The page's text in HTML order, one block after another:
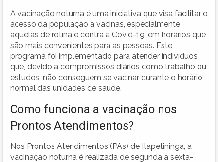
A vacinação noturna é uma iniciativa que visa facilitar o
acesso da população a vacinas, especialmente
aquelas de rotina e contra a Covid-19, em horários que
são mais convenientes para as pessoas. Este
programa foi implementado para atender indivíduos
que, devido a compromissos diários como trabalho ou
estudos, não conseguem se vacinar durante o horário
normal das unidades de saúde.
Como funciona a vacinação nos
Prontos Atendimentos?
Nos Prontos Atendimentos (PAs) de Itapetininga, a
vacinação noturna é realizada de segunda a sexta-